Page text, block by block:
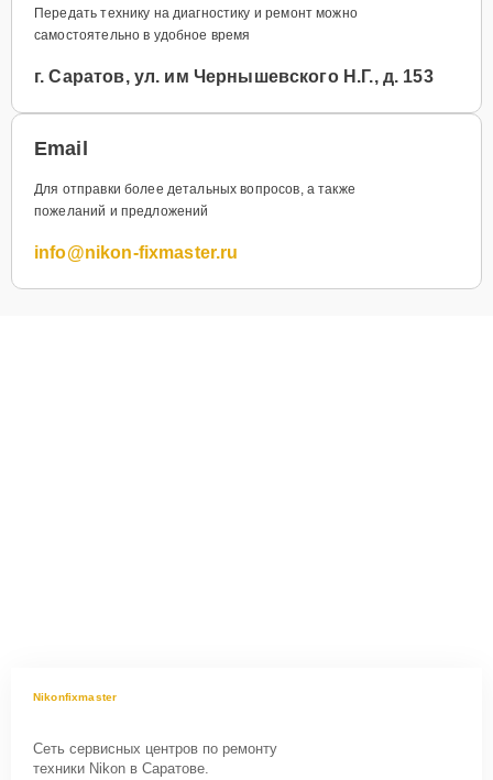
Передать технику на диагностику и ремонт можно
самостоятельно в удобное время
г. Саратов, ул. им Чернышевского Н.Г., д. 153
Email
Для отправки более детальных вопросов, а также
пожеланий и предложений
info@nikon-fixmaster.ru
Nikonfixmaster
Сеть сервисных центров по ремонту
техники Nikon в Саратове.